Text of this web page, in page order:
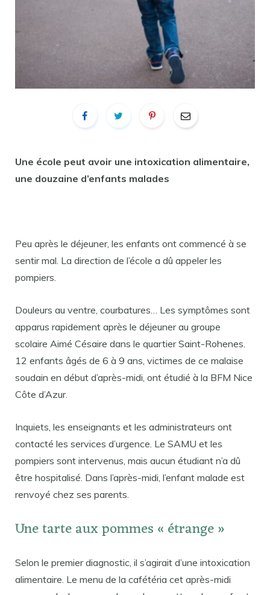
Une école peut avoir une intoxication alimentaire,
une douzaine d’enfants malades
Peu après le déjeuner, les enfants ont commencé à se
sentir mal. La direction de l’école a dû appeler les
pompiers.
Douleurs au ventre, courbatures… Les symptômes sont
apparus rapidement après le déjeuner au groupe
scolaire Aimé Césaire dans le quartier Saint-Rohenes.
12 enfants âgés de 6 à 9 ans, victimes de ce malaise
soudain en début d’après-midi, ont étudié à la BFM Nice
Côte d’Azur.
Inquiets, les enseignants et les administrateurs ont
contacté les services d’urgence. Le SAMU et les
pompiers sont intervenus, mais aucun étudiant n’a dû
être hospitalisé. Dans l’après-midi, l’enfant malade est
renvoyé chez ses parents.
Une tarte aux pommes « étrange »
Selon le premier diagnostic, il s’agirait d’une intoxication
alimentaire. Le menu de la cafétéria cet après-midi